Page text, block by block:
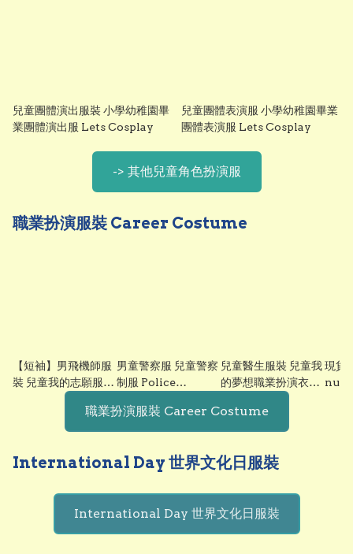
兒童團體演出服裝 小學幼稚園畢
業團體演出服 Lets Cosplay
兒童團體表演服 小學幼稚園畢業
團體表演服 Lets Cosplay
-> 其他兒童角色扮演服
職業扮演服裝 Career Costume
【短袖】男飛機師服
裝 兒童我的志願服裝
系列 夢想職業扮演衣
服 - 兒童飛機師服裝
裝扮 Pilot Costume
圖書角色扮演 公益金
cos0998
男童警察服 兒童警察
制服 Police
and boys 職業體驗
日 Career Day 學校
香港現貨 Lets
兒童醫生服裝 兒童我
的夢想職業扮演衣服
dream career
costume 故事書角
衣服 萬聖節衣服 Kid
costume | doctor
costume for kids
兒童醫生扮演衣服
現貨
職業扮演服裝 Career Costume
International Day 世界文化日服裝
International Day 世界文化日服裝